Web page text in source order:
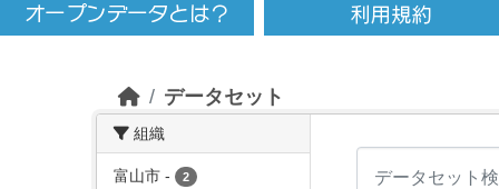
データセット
組織
富山市 - 2